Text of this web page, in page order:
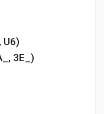
U6)
3E_)